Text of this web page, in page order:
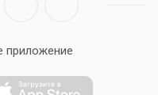
приложение